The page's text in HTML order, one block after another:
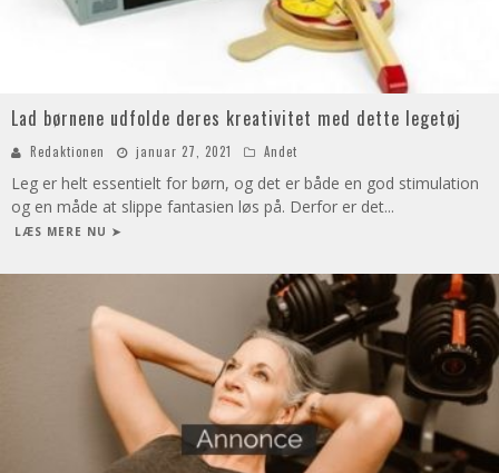
Lad børnene udfolde deres kreativitet med dette legetøj
Redaktionen januar 27, 2021 Andet
Leg er helt essentielt for børn, og det er både en god stimulation
og en måde at slippe fantasien løs på. Derfor er det...
LÆS MERE NU ➤